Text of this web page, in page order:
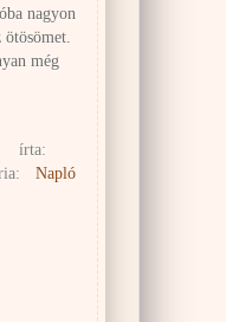
nagyon
ötösömet.
még
írta:
Napló